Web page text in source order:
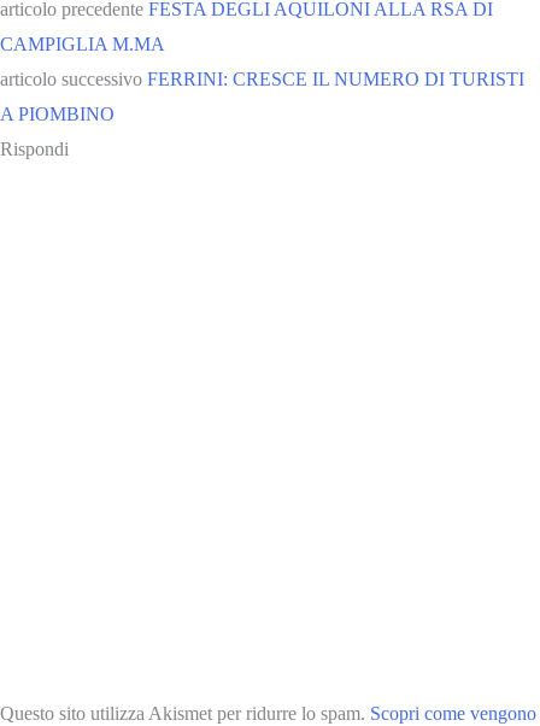
articolo precedente FESTA DEGLI AQUILONI ALLA RSA DI
CAMPIGLIA M.MA
articolo successivo FERRINI: CRESCE IL NUMERO DI TURISTI
A PIOMBINO
Rispondi
Questo sito utilizza Akismet per ridurre lo spam. Scopri come vengono